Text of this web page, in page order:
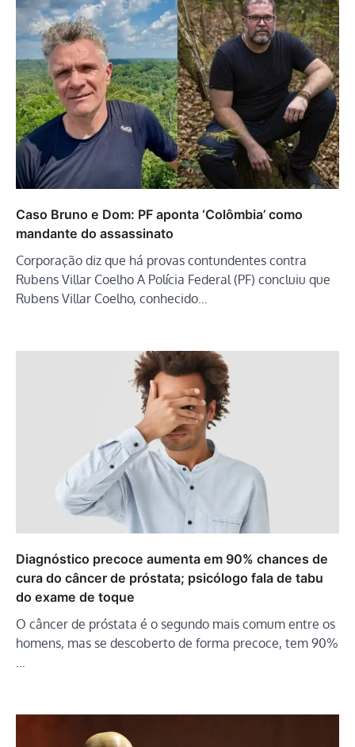
Caso Bruno e Dom: PF aponta ‘Colômbia’ como
mandante do assassinato
Corporação diz que há provas contundentes contra
Rubens Villar Coelho A Polícia Federal (PF) concluiu que
Rubens Villar Coelho, conhecido…
Diagnóstico precoce aumenta em 90% chances de
cura do câncer de próstata; psicólogo fala de tabu
do exame de toque
O câncer de próstata é o segundo mais comum entre os
homens, mas se descoberto de forma precoce, tem 90%